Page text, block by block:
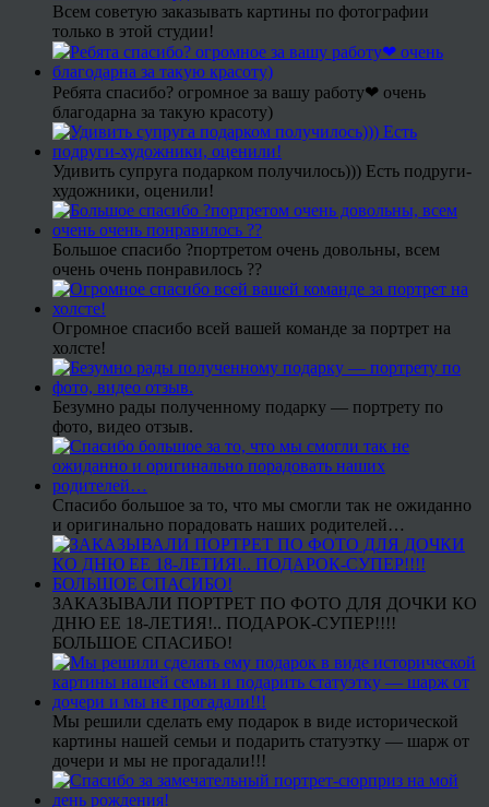
Всем советую заказывать картины по фотографии
только в этой студии!
Ребята спасибо? огромное за вашу работу❤ очень
благодарна за такую красоту)
Удивить супруга подарком получилось))) Есть подруги-
художники, оценили!
Большое спасибо ?портретом очень довольны, всем
очень очень понравилось ??
Огромное спасибо всей вашей команде за портрет на
холсте!
Безумно рады полученному подарку — портрету по
фото, видео отзыв.
Спасибо большое за то, что мы смогли так не ожиданно
и оригинально порадовать наших родителей…
ЗАКАЗЫВАЛИ ПОРТРЕТ ПО ФОТО ДЛЯ ДОЧКИ КО
ДНЮ ЕЕ 18-ЛЕТИЯ!.. ПОДАРОК-СУПЕР!!!!
БОЛЬШОЕ СПАСИБО!
Мы решили сделать ему подарок в виде исторической
картины нашей семьи и подарить статуэтку — шарж от
дочери и мы не прогадали!!!